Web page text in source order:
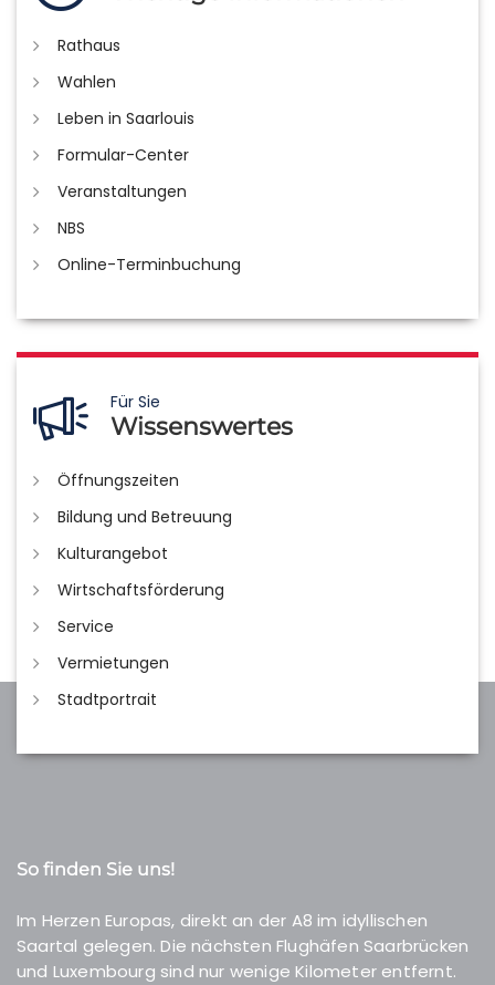
Rathaus
Wahlen
Leben in Saarlouis
Formular-Center
Veranstaltungen
NBS
Online-Terminbuchung
Für Sie
Wissenswertes
Öffnungszeiten
Bildung und Betreuung
Kulturangebot
Wirtschaftsförderung
Service
Vermietungen
Stadtportrait
So finden Sie uns!
Im Herzen Europas, direkt an der A8 im idyllischen
Saartal gelegen. Die nächsten Flughäfen Saarbrücken
und Luxembourg sind nur wenige Kilometer entfernt.